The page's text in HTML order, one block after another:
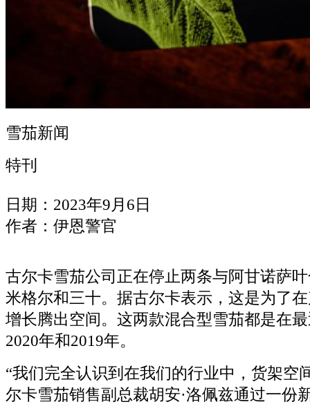
雪茄新闻
特刊
日期：2023年9月6日
作者：伊恩警官
古尔卡雪茄公司正在停止两条与阿甘诺萨
米格尔和三十。据古尔卡表示，这是为了
增长腾出空间。这两款混合型雪茄都是在
2020年和2019年。
“我们完全认识到在我们的行业中，货架空
尔卡雪茄销售副总裁胡安·洛佩兹通过一份